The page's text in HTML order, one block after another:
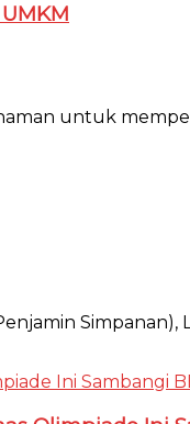
untuk